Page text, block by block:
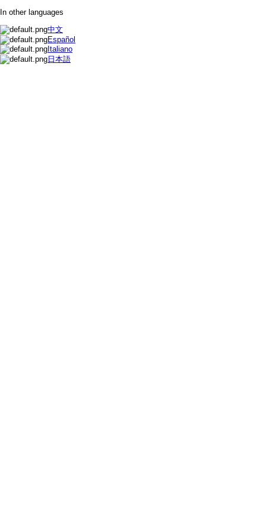
In other languages
中文
Español
Italiano
日本語